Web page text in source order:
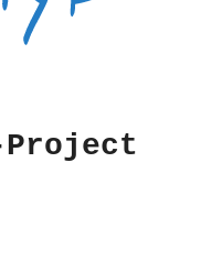
Project